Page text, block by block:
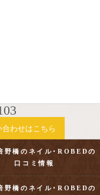
合わせはこちら
野橋のネイル･ROBEDの
口コミ情報
野橋のネイル･ROBEDの